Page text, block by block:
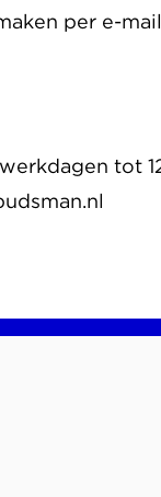
per e-mail
tot